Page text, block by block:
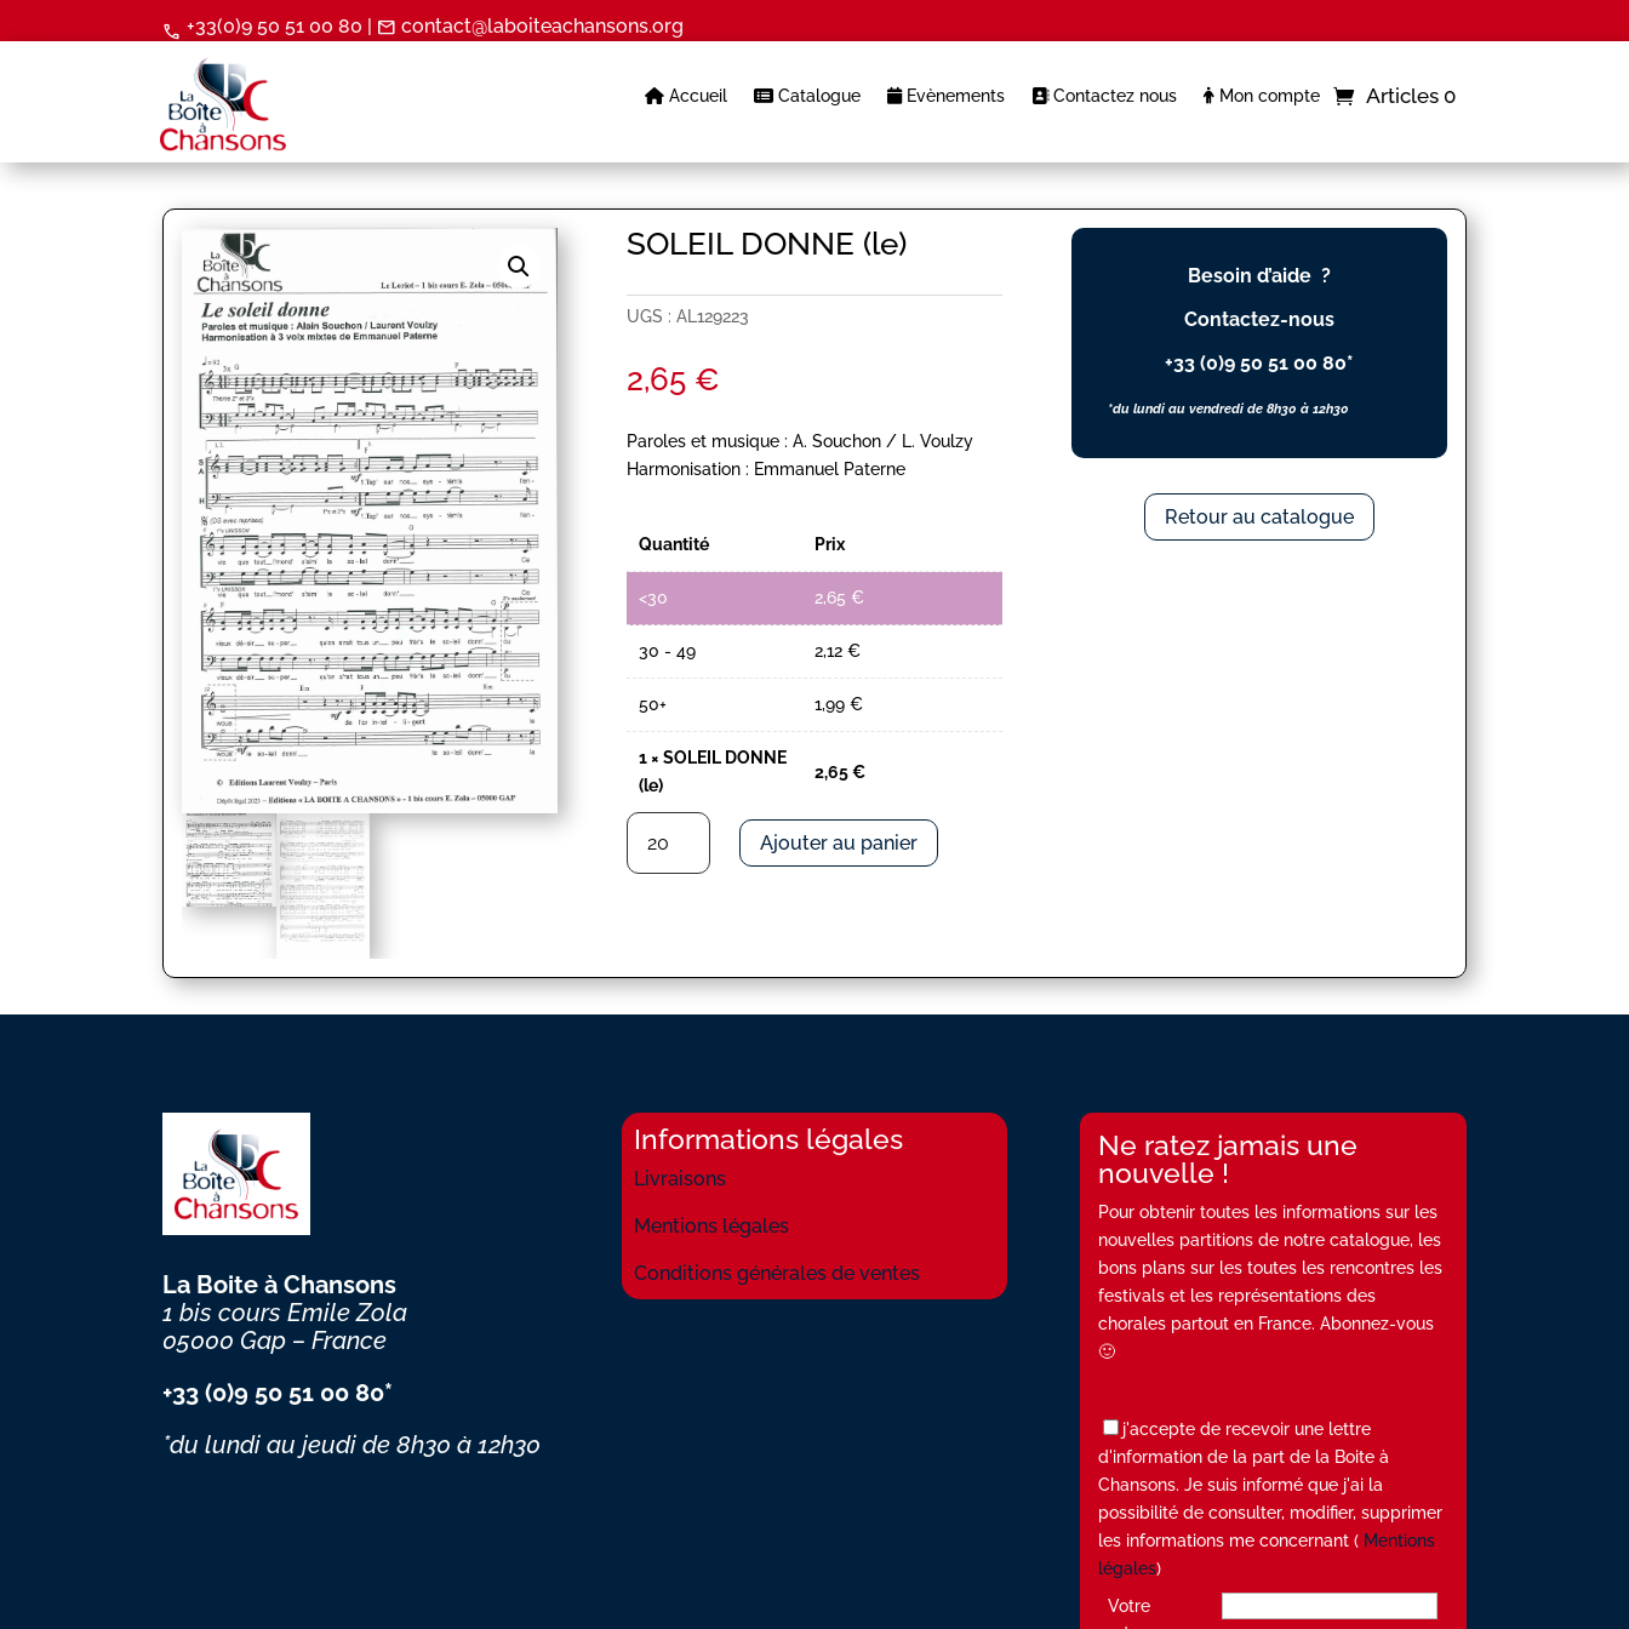
call +33(0)9 50 51 00 80 | mail contact@laboiteachansons.org
Accueil Catalogue Evènements Contactez nous Mon compte Articles 0
SOLEIL DONNE (le)
UGS :AL129223
2,65 €
Paroles et musique : A. Souchon / L. Voulzy
Harmonisation : Emmanuel Paterne
Quantité Prix
<30 2,65 €
30 - 49 2,12 €
50+ 1,99 €
1 ×SOLEIL DONNE
(le)
2,65€
quantité
SOLEIL
Ajouter au panier
Besoin d’aide ?
Contactez-nous
+33 (0)9 50 51 00 80*
*du lundi au vendredi de 8h30 à 12h30
Retour au catalogue
La Boite à Chansons
1 bis cours Emile Zola
05000 Gap – France
+33 (0)9 50 51 00 80*
*du lundi au jeudide 8h30 à 12h30
Informations légales
Livraisons
Mentions légales
Conditions générales de ventes
Ne ratez jamais une
nouvelle !
Pour obtenir toutes les informations sur les
nouvelles partitions de notre catalogue, les
bons plans sur les toutes les rencontres les
festivals et les représentations des
chorales partout en France. Abonnez-vous
🙂
j'accepte de recevoir une lettre
d'information de la part de la Boite à
Chansons. Je suis informé que j'ai la
possibilité de consulter, modifier, supprimer
les informations me concernant ( Mentions
légales)
Votre